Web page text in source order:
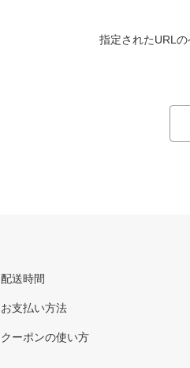
指定されたURL
配送時間
お支払い方法
クーポンの使い方